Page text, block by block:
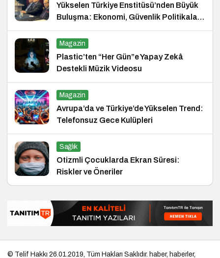
Yükselen Türkiye Enstitüsü’nden Büyük
Buluşma: Ekonomi, Güvenlik Politikaları
ve Hukuk Konferansı
Magazin
Plastic’ten “Her Gün”e Yapay Zekâ
Destekli Müzik Videosu
Magazin
Avrupa’da ve Türkiye’de Yükselen Trend:
Telefonsuz Gece Kulüpleri
Sağlık
Otizmli Çocuklarda Ekran Süresi:
Riskler ve Öneriler
© Telif Hakkı 26.01.2019, Tüm Hakları Saklıdır. haber, haberler,